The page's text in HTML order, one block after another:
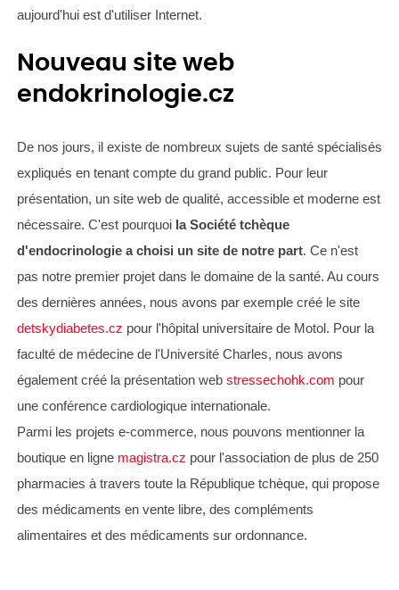
aujourd'hui est d'utiliser Internet.
Nouveau site web
endokrinologie.cz
De nos jours, il existe de nombreux sujets de santé spécialisés
expliqués en tenant compte du grand public. Pour leur
présentation, un site web de qualité, accessible et moderne est
nécessaire. C'est pourquoi la Société tchèque
d'endocrinologie a choisi un site de notre part. Ce n'est
pas notre premier projet dans le domaine de la santé. Au cours
des dernières années, nous avons par exemple créé le site
detskydiabetes.cz pour l'hôpital universitaire de Motol. Pour la
faculté de médecine de l'Université Charles, nous avons
également créé la présentation web stressechohk.com pour
une conférence cardiologique internationale.
Parmi les projets e-commerce, nous pouvons mentionner la
boutique en ligne magistra.cz pour l'association de plus de 250
pharmacies à travers toute la République tchèque, qui propose
des médicaments en vente libre, des compléments
alimentaires et des médicaments sur ordonnance.